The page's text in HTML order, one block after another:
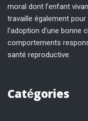
moral dont l’enfant
travaille également
l’adoption d’une bonne
comportements
santé reproductive.
Catégories